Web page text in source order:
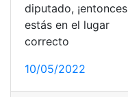
diputado, ¡entonces
estás en el lugar
correcto
10/05/2022